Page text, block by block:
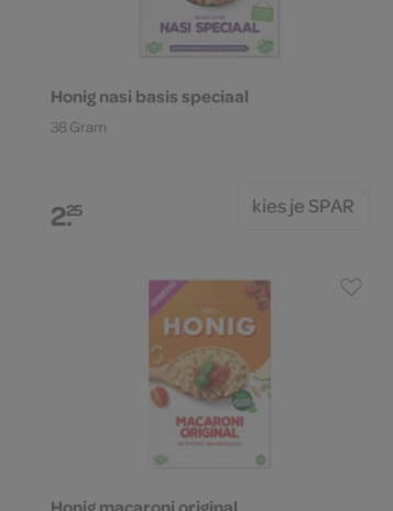
Honig nasi basis speciaal
38 Gram
2.25 kies je SPAR